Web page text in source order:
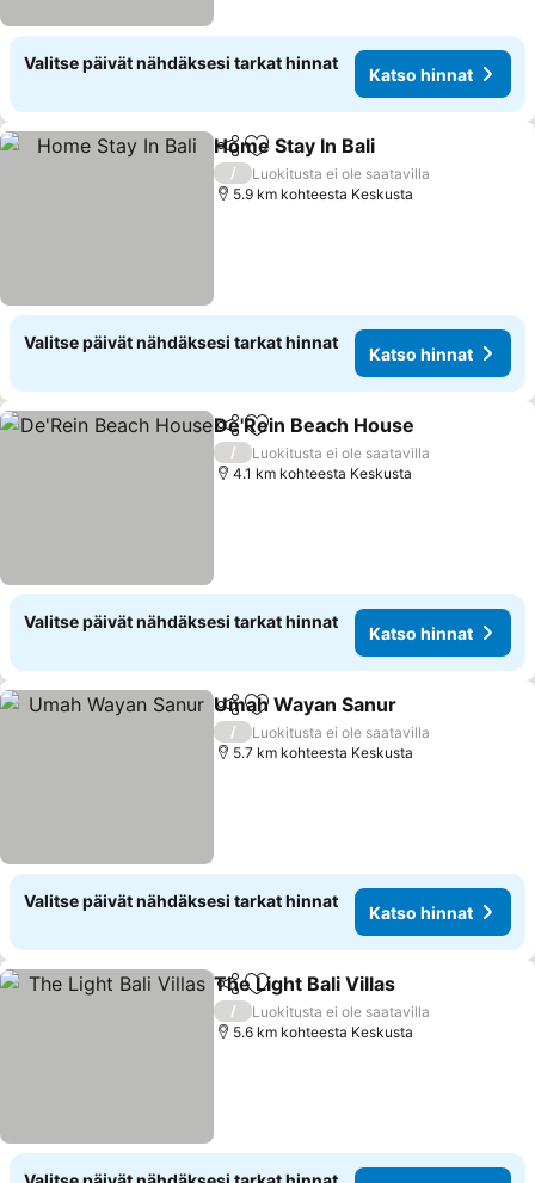
Valitse päivät nähdäksesi tarkat hinnat
Katso hinnat
Jaa Lisää suosikkeihin
Home Stay In Bali
/
Luokitusta ei ole saatavilla
5.9 km kohteesta Keskusta
Valitse päivät nähdäksesi tarkat hinnat
Katso hinnat
Jaa Lisää suosikkeihin
De'Rein Beach House
/
Luokitusta ei ole saatavilla
4.1 km kohteesta Keskusta
Valitse päivät nähdäksesi tarkat hinnat
Katso hinnat
Jaa Lisää suosikkeihin
Umah Wayan Sanur
/
Luokitusta ei ole saatavilla
5.7 km kohteesta Keskusta
Valitse päivät nähdäksesi tarkat hinnat
Katso hinnat
Jaa Lisää suosikkeihin
The Light Bali Villas
/
Luokitusta ei ole saatavilla
5.6 km kohteesta Keskusta